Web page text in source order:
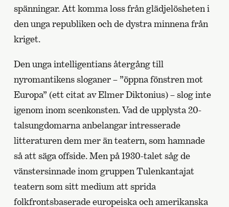
spänningar. Att komma loss från glädjelösheten i
den unga republiken och de dystra minnena från
kriget.
Den unga intelligentians återgång till
nyromantikens sloganer – ”öppna fönstren mot
Europa” (ett citat av Elmer Diktonius) – slog inte
igenom inom scenkonsten. Vad de upplysta 20-
talsungdomarna anbelangar intresserade
litteraturen dem mer än teatern, som hamnade
så att säga offside. Men på 1930-talet såg de
vänstersinnade inom gruppen Tulenkantajat
teatern som sitt medium att sprida
folkfrontsbaserade europeiska och amerikanska